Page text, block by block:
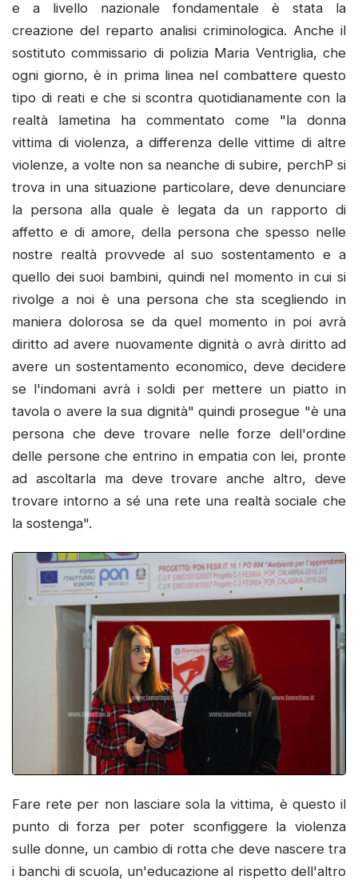
e a livello nazionale fondamentale è stata la
creazione del reparto analisi criminologica. Anche il
sostituto commissario di polizia Maria Ventriglia, che
ogni giorno, è in prima linea nel combattere questo
tipo di reati e che si scontra quotidianamente con la
realtà lametina ha commentato come "la donna
vittima di violenza, a differenza delle vittime di altre
violenze, a volte non sa neanche di subire, perchP si
trova in una situazione particolare, deve denunciare
la persona alla quale è legata da un rapporto di
affetto e di amore, della persona che spesso nelle
nostre realtà provvede al suo sostentamento e a
quello dei suoi bambini, quindi nel momento in cui si
rivolge a noi è una persona che sta scegliendo in
maniera dolorosa se da quel momento in poi avrà
diritto ad avere nuovamente dignità o avrà diritto ad
avere un sostentamento economico, deve decidere
se l'indomani avrà i soldi per mettere un piatto in
tavola o avere la sua dignità" quindi prosegue "è una
persona che deve trovare nelle forze dell'ordine
delle persone che entrino in empatia con lei, pronte
ad ascoltarla ma deve trovare anche altro, deve
trovare intorno a sé una rete una realtà sociale che
la sostenga".
Fare rete per non lasciare sola la vittima, è questo il
punto di forza per poter sconfiggere la violenza
sulle donne, un cambio di rotta che deve nascere tra
i banchi di scuola, un'educazione al rispetto dell'altro